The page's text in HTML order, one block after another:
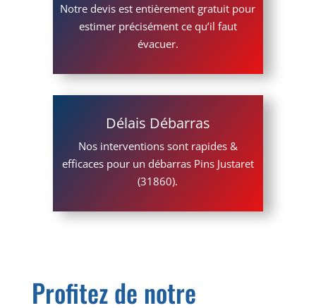
Notre devis est entièrement gratuit pour
estimer précisément ce qu’il faut
évacuer.
Délais Débarras
Nos interventions sont rapides &
efficaces pour un débarras Pins Justaret
(31860).
Profitez de notre